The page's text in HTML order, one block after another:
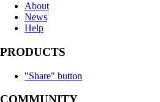
About
News
Help
PRODUCTS
"Share" button